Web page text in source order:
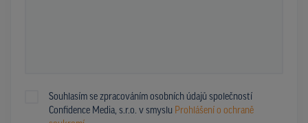
Souhlasím se zpracováním osobních údajů společností
Confidence Media, s.r.o. v smyslu Prohlášení o ochraně